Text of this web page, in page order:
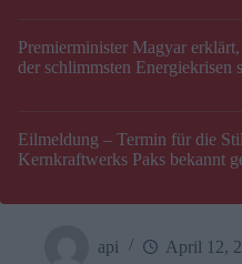
Premierminister Magyar
der schlimmsten Energiekrisen
Eilmeldung – Termin für die
Kernkraftwerks Paks bekannt
api April 12,